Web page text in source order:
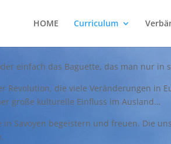
HOME Curriculum
einfach das Baguette, das man nur in
die viele Veränderungen in
große kulturelle Einfluss im Ausland…
Savoyen begeistern und freuen. Die